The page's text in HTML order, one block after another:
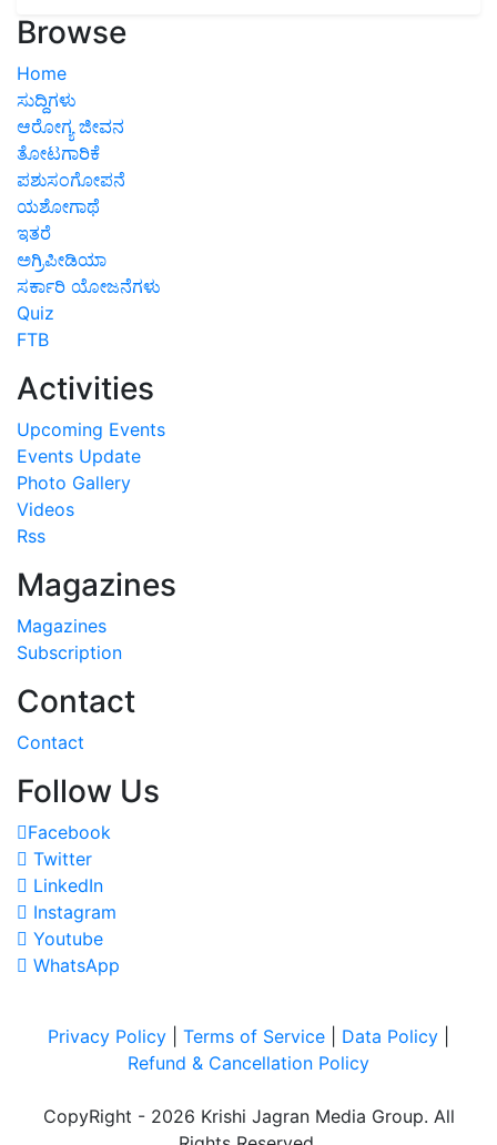
Browse
Home
ಸುದ್ದಿಗಳು
ಆರೋಗ್ಯ ಜೀವನ
ತೋಟಗಾರಿಕೆ
ಪಶುಸಂಗೋಪನೆ
ಯಶೋಗಾಥೆ
ಇತರೆ
ಅಗ್ರಿಪೀಡಿಯಾ
ಸರ್ಕಾರಿ ಯೋಜನೆಗಳು
Quiz
FTB
Activities
Upcoming Events
Events Update
Photo Gallery
Videos
Rss
Magazines
Magazines
Subscription
Contact
Contact
Follow Us
Facebook
Twitter
LinkedIn
Instagram
Youtube
WhatsApp
Privacy Policy Terms of Service Data Policy
Refund & Cancellation Policy
CopyRight - 2026 Krishi Jagran Media Group. All